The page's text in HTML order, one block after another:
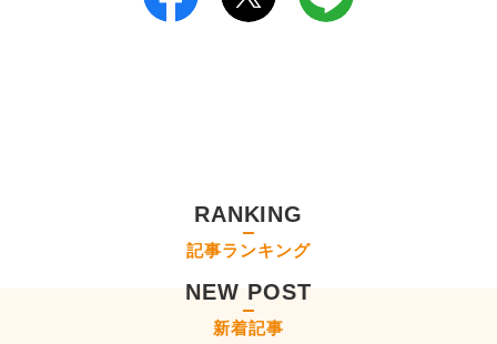
RANKING
記事ランキング
NEW POST
新着記事